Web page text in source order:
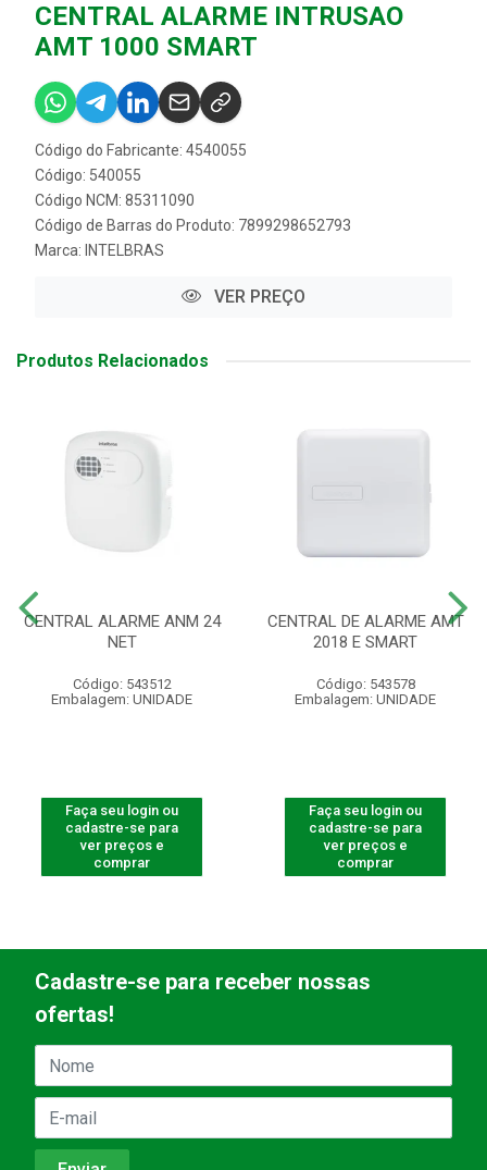
CENTRAL ALARME INTRUSAO
AMT 1000 SMART
Código do Fabricante: 4540055
Código: 540055
Código NCM: 85311090
Código de Barras do Produto: 7899298652793
Marca: INTELBRAS
VER PREÇO
Produtos Relacionados
CENTRAL ALARME ANM 24
NET
Código: 543512
Embalagem: UNIDADE
Faça seu login ou
cadastre-se para
ver preços e
comprar
CENTRAL DE ALARME AMT
2018 E SMART
Código: 543578
Embalagem: UNIDADE
Faça seu login ou
cadastre-se para
ver preços e
comprar
Cadastre-se para receber nossas
ofertas!